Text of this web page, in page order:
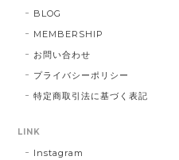
BLOG
MEMBERSHIP
お問い合わせ
プライバシーポリシー
特定商取引法に基づく表記
LINK
Instagram